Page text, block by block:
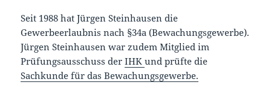
Seit 1988 hat Jürgen Steinhausen die
Gewerbeerlaubnis nach §34a (Bewachungsgewerbe).
Jürgen Steinhausen war zudem Mitglied im
Prüfungsausschuss derIHKund prüfte die
Sachkunde für das Bewachungsgewerbe.